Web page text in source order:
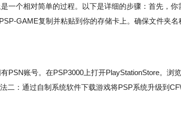
个相对简单的过程。以下是详细的步骤：首先，你
GAME复制并粘贴到你的存储卡上。确保文件夹名
账号。在PSP3000上打开PlayStationStore。浏
二：通过自制系统软件下载游戏将PSP系统升级到